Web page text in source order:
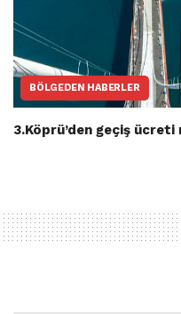
BÖLGEDEN HABERLER
3.Köprü’den geçiş